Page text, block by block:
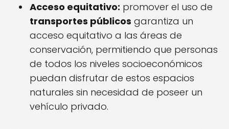
Acceso equitativo: promover el uso de
transportes públicos garantiza un
acceso equitativo a las áreas de
conservación, permitiendo que personas
de todos los niveles socioeconómicos
puedan disfrutar de estos espacios
naturales sin necesidad de poseer un
vehículo privado.